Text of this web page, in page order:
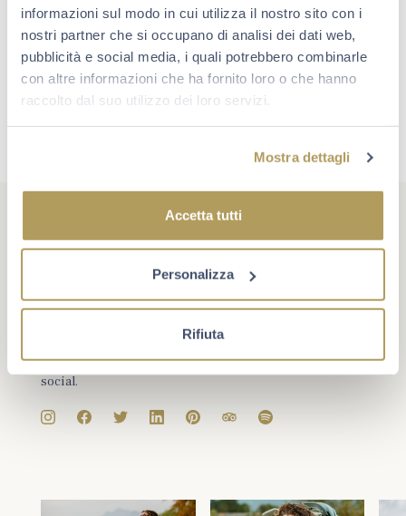
informazioni sul modo in cui utilizza il nostro sito con i
nostri partner che si occupano di analisi dei dati web,
pubblicità e social media, i quali potrebbero combinarle
con altre informazioni che ha fornito loro o che hanno
raccolto dal suo utilizzo dei loro servizi.
Mostra dettagli
Accetta tutti
Personalizza
Rifiuta
Che cosa rende un momento unico? A volte è un evento,
la voglia di star bene insieme. Scopri Berlucchi sui
social.